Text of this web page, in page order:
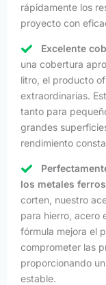
rápidamente los
proyecto con
Excelente
una cobertura
litro, el producto
extraordinarias.
tanto para
grandes
rendimiento
los metales
corten, nuestro
para hierro, acero
fórmula mejora el
comprometer las
proporcionando
estable.